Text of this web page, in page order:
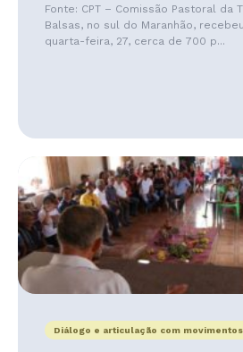
Fonte: CPT – Comissão Pastoral da
Balsas, no sul do Maranhão,
quarta-feira, 27, cerca de 700 p...
Diálogo e articulação com